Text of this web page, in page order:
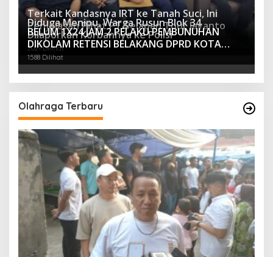
Terkait Kandasnya IRT ke Tanah Suci, Ini
Penjelasan Pihat PT Selapan Tour Jayanto
2233 Dilihat
Diduga Menipu, Warga Rusun Blok 34
Dilaporkan Korbannya ke Polisi
2021 Dilihat
BELUM 1X24 JAM 2 PELAKU PEMBUNUHAN
DIKOLAM RETENSI BELAKANG DPRD KOTA
PALEMBANG TELAH DIRINGKUS ANGGOTA
POLSEK SU 1 PALEMBANG.
1588 Dilihat
Olahraga Terbaru